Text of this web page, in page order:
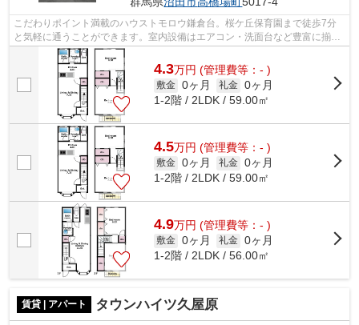
こだわりポイント満載のハウストモロウ鎌倉台。桜ケ丘保育園まで徒歩7分
と気軽に通うことができます。室内設備はエアコン・洗面台など豊富に揃っ
ており、過ごしやすいお部屋になってお...
4.3万円 (管理費等：- )
敷金 0ヶ月 礼金 0ヶ月
1-2階 / 2LDK / 59.00㎡
4.5万円 (管理費等：- )
敷金 0ヶ月 礼金 0ヶ月
1-2階 / 2LDK / 59.00㎡
4.9万円 (管理費等：- )
敷金 0ヶ月 礼金 0ヶ月
1-2階 / 2LDK / 56.00㎡
賃貸 | アパート タウンハイツ久屋原